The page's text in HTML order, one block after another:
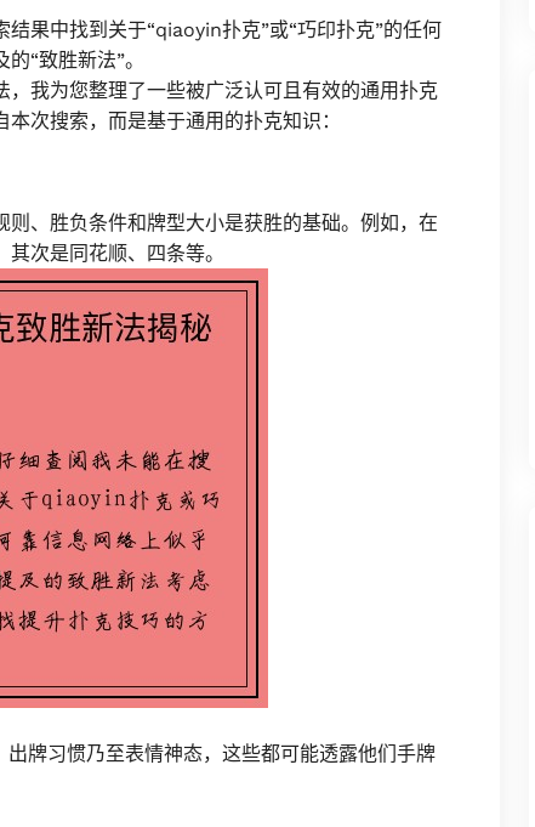
果中找到关于“qiaoyin扑克”或“巧印扑克”的任何
“致胜新法”。
我为您整理了一些被广泛认可且有效的通用扑克
次搜索，而是基于通用的扑克知识：
、胜负条件和牌型大小是获胜的基础。例如，在
次是同花顺、四条等。
出牌习惯乃至表情神态，这些都可能透露他们手牌